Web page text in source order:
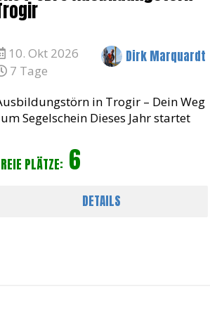
10. Okt 2026
7 Tage
Dirk Marquardt
in Trogir – Dein Weg
Segelschein Dieses Jahr startet
und den
(Sportbootführerschein See) in
PLÄTZE: 6
DETAILS